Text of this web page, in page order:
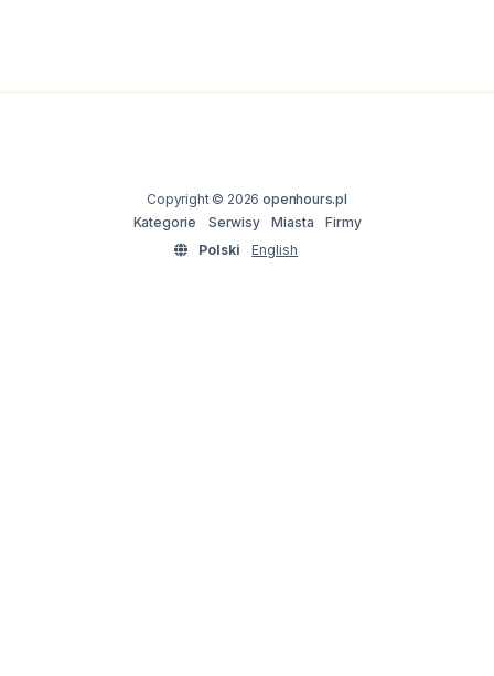
Copyright © 2026openhours.pl
Kategorie
Serwisy Miasta
Firmy
Polski
English